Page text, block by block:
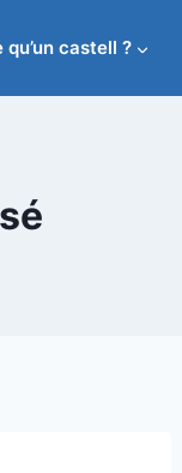
qu’un castell ?